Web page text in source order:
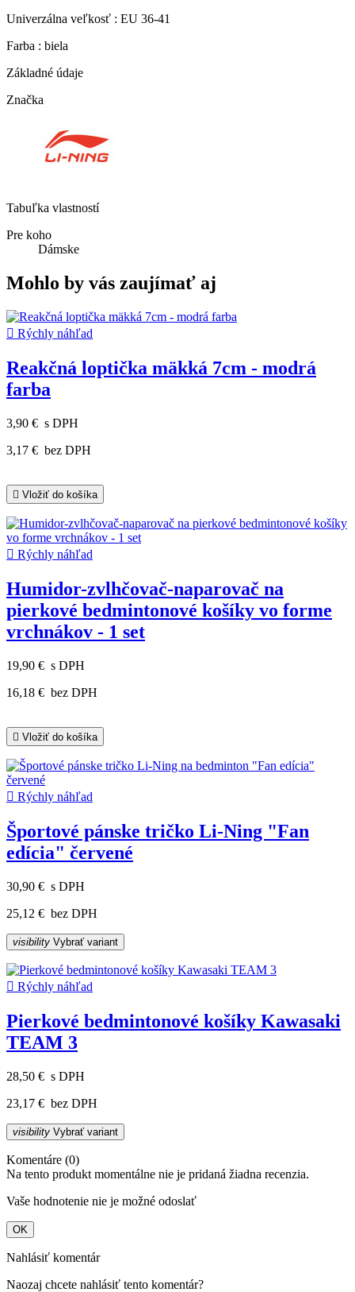
Univerzálna veľkosť : EU 36-41
Farba : biela
Základné údaje
Značka
Tabuľka vlastností
Pre koho
Dámske
Mohlo by vás zaujímať aj
 Rýchly náhľad
Reakčná loptička mäkká 7cm - modrá
farba
3,90 € s DPH
3,17 € bez DPH
 Vložiť do košíka
 Rýchly náhľad
Humidor-zvlhčovač-naparovač na
pierkové bedmintonové košíky vo forme
vrchnákov - 1 set
19,90 € s DPH
16,18 € bez DPH
 Vložiť do košíka
 Rýchly náhľad
Športové pánske tričko Li-Ning "Fan
edícia" červené
30,90 € s DPH
25,12 € bez DPH
visibility Vybrať variant
 Rýchly náhľad
Pierkové bedmintonové košíky Kawasaki
TEAM 3
28,50 € s DPH
23,17 € bez DPH
visibility Vybrať variant
Komentáre (0)
Na tento produkt momentálne nie je pridaná žiadna recenzia.
Vaše hodnotenie nie je možné odoslať
OK
Nahlásiť komentár
Naozaj chcete nahlásiť tento komentár?